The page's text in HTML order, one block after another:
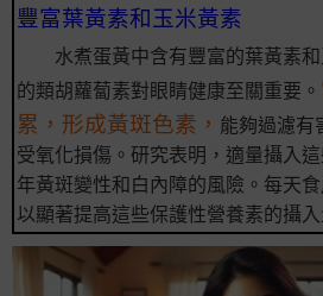
豐富葉黃素和玉米黃素
水煮蛋黃中含有豐富的葉黃素
的類胡蘿蔔素對眼睛健康至關重要。
累，形成黃斑色素， 能夠過濾有
受氧化損傷。研究表明，適量攝入
年黃斑變性和白內障的風險。每天
以顯著提高這些保護性營養素的攝入